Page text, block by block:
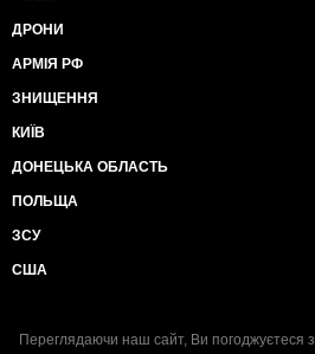
ДРОНИ
АРМІЯ РФ
ЗНИЩЕННЯ
КИЇВ
ДОНЕЦЬКА ОБЛАСТЬ
ПОЛЬЩА
ЗСУ
США
Переглядаючи наш сайт, Ви погоджуєтеся з